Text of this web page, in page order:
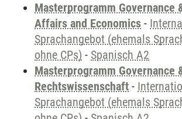
Masterprogramm Governance
Affairs and Economics -
Sprachangebot (ehemals
ohne CPs) - Spanisch A2
Masterprogramm Governance
Rechtswissenschaft -
Sprachangebot (ehemals